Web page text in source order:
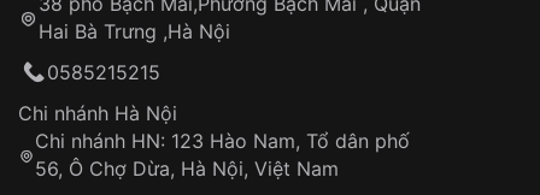
Hotline: 0585 215 215
Từ khóa SEO:
Tự ý sửa chữa
thống VNLUX
Hai Bà Trưng ,Hà Nội
0585215215
Chi nhánh Hà Nội
Chi nhánh HN: 123 Hào Nam, Tổ dân phố
56, Ô Chợ Dừa, Hà Nội, Việt Nam